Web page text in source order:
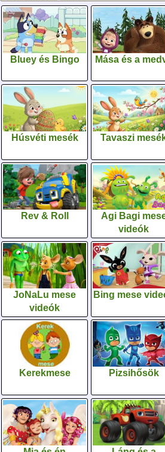
Bluey és Bingo Mása és a
Húsvéti mesék Tavaszi
Rev & Roll
Agi Bagi
videók
JoNaLu mese
videók
Bing mese
Kerekmese Pizsihősök